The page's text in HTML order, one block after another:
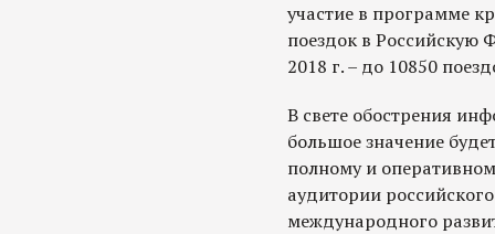
участие в программе
поездок в Российскую
2018 г. – до 10850
В свете обострения
большое значение
полному и
аудитории
международного